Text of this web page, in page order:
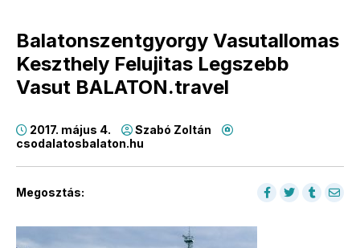
Balatonszentgyorgy Vasutallomas
Keszthely Felujitas Legszebb
Vasut BALATON.travel
2017. május 4.
Szabó Zoltán
csodalatosbalaton.hu
Megosztás: